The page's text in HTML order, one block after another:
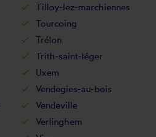
Tilloy-lez-marchiennes
Tourcoing
Trélon
Trith-saint-léger
Uxem
Vendegies-au-bois
Vendeville
Verlinghem